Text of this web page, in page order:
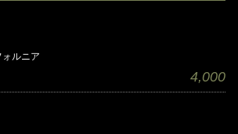
ォルニア
4,000